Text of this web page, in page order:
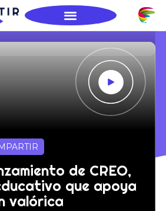
de CREO,
que apoya
valórica